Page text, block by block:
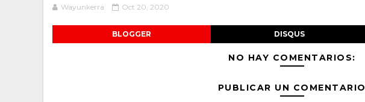
Wayunkerra Oct 20, 2020
BLOGGER DISQUS
NO HAY COMENTARIOS:
PUBLICAR UN COMENTARIO